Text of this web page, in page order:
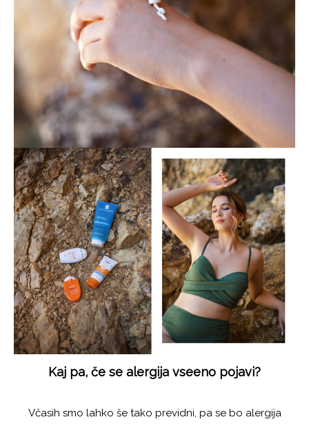
Kaj pa, če se alergija vseeno pojavi?
Včasih smo lahko še tako previdni, pa se bo alergija